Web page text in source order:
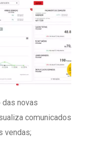
das novas
comunicados
vendas;